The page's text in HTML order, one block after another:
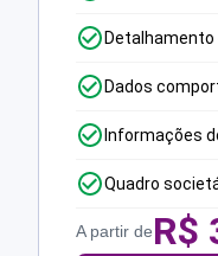
Dados
Informações
Quadro
A partir deR$